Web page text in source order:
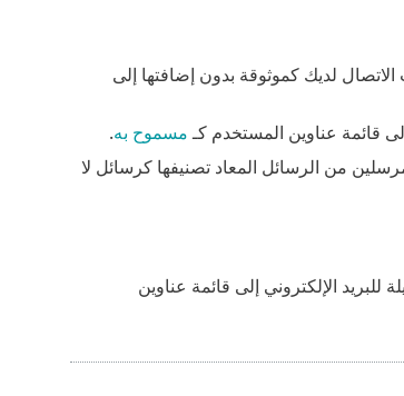
لديك كموثوقة بدون إضافتها إلى
قائمة عناوين المستخدم كـمسموح به.
من الرسائل المعاد تصنيفها كرسائل لا
الإلكتروني إلى قائمة عناوين